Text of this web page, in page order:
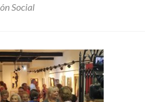
del
programa
AcercArte
en
Rojas
Social